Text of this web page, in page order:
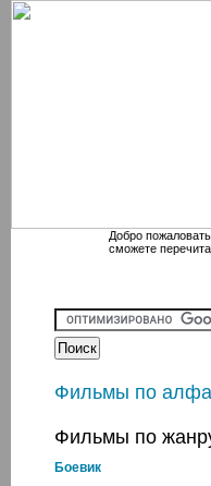
Добро
сможете
Фильмы по
Фильмы по
Боевик